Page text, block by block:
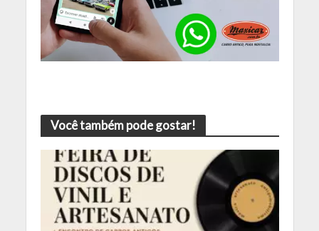
Você também pode gostar!